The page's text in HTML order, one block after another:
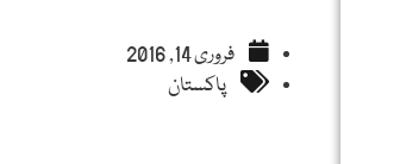
فروری 14, 2016
پاکستان